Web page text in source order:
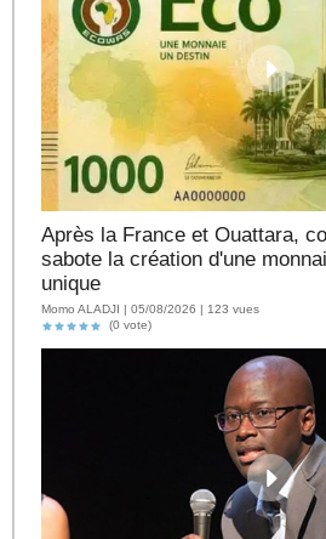
Après la France et Ouattara,
sabote la création d'une
unique
Momo ALADJI | 05/08/2026 | 123 vues
(0 vote)